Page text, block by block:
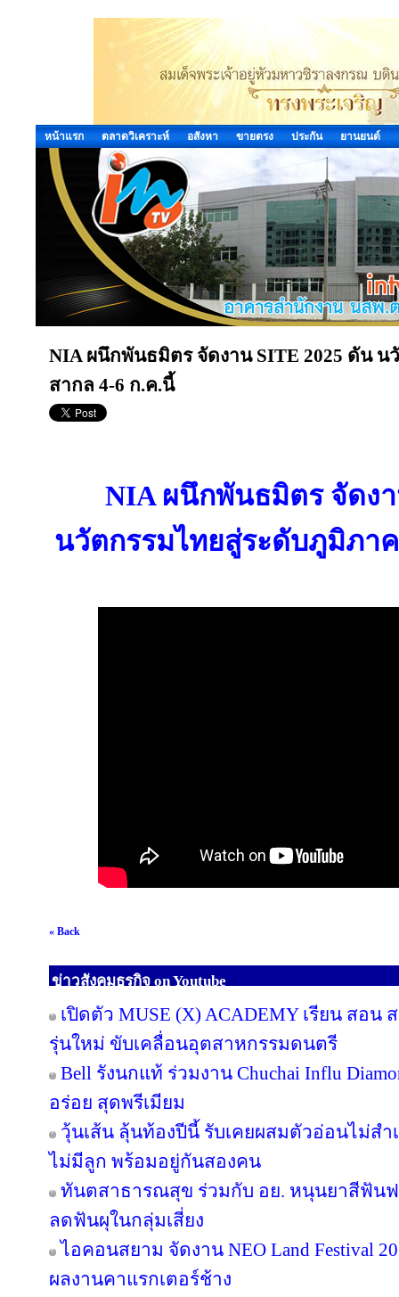
หน้าแรก ตลาดวิเคราะห์ อสังหา ขายตรง ประกัน ยานยนต์
NIA ผนึกพันธมิตร จัดงาน SITE 2025 ดัน
สากล 4-6 ก.ค.นี้
NIA ผนึกพันธมิตร จัดงา
นวัตกรรมไทยสู่ระดับภูมิภา
« Back
ข่าวสังคมธุรกิจ on Youtube
เปิดตัว MUSE (X) ACADEMY เรียน สอ
รุ่นใหม่ ขับเคลื่อนอุตสาหกรรมดนตรี
Bell รังนกแท้ ร่วมงาน Chuchai Influ
อร่อย สุดพรีเมียม
วุ้นเส้น ลุ้นท้องปีนี้ รับเคยผสมตัวอ่อนไม่สำ
ไม่มีลูก พร้อมอยู่กันสองคน
ทันตสาธารณสุข ร่วมกับ อย. หนุนยาสีฟันฟ
ลดฟันผุในกลุ่มเสี่ยง
ไอคอนสยาม จัดงาน NEO Land Festival
ผลงานคาแรกเตอร์ช้าง